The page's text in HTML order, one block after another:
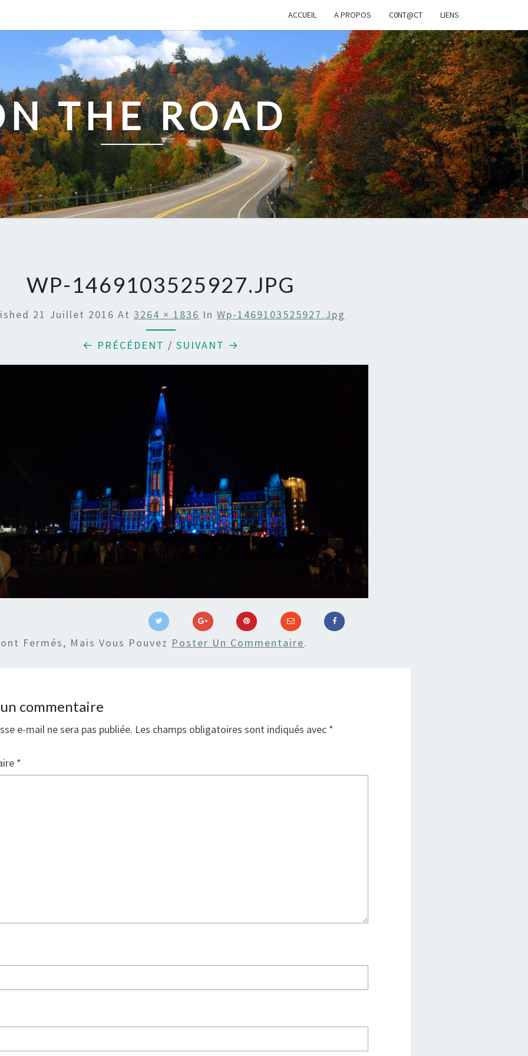
ACCUEIL A PROPOS C0NT@CT LIENS
THE ROAD
WP-1469103525927.JPG
21 Juillet 2016 At3264 × 1836 InWp-1469103525927.jpg
← PRÉCÉDENT / SUIVANT →
Fermés, Mais Vous Pouvez Poster Un Commentaire.
commentaire
e-mail ne sera pas publiée. Les champs obligatoires sont indiqués avec *
*